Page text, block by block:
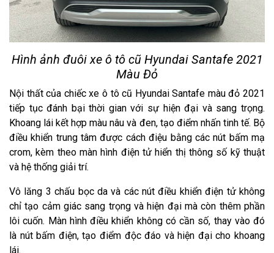
Hình ảnh đuôi xe ô tô cũ Hyundai Santafe 2021
Màu Đỏ
Nội thất của chiếc xe ô tô cũ Hyundai Santafe màu đỏ 2021
tiếp tục đánh bại thời gian với sự hiện đại và sang trọng.
Khoang lái kết hợp màu nâu và đen, tạo điểm nhấn tinh tế. Bộ
điều khiển trung tâm được cách điệu bằng các nút bấm mạ
crom, kèm theo màn hình điện tử hiển thị thông số kỹ thuật
và hệ thống giải trí.
Vô lăng 3 chấu bọc da và các nút điều khiển điện tử không
chỉ tạo cảm giác sang trọng và hiện đại mà còn thêm phần
lôi cuốn. Màn hình điều khiển không có cần số, thay vào đó
là nút bấm điện, tạo điểm độc đáo và hiện đại cho khoang
lái.